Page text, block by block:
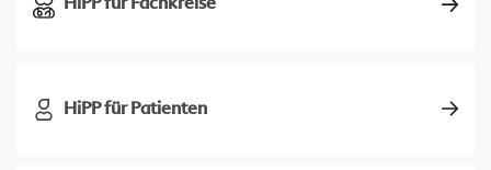
HiPP für Patienten